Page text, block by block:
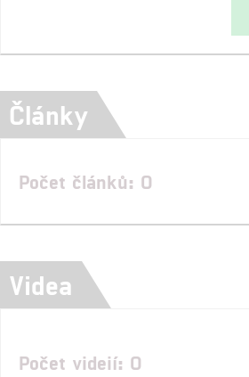
Články
Počet článků: 0
Videa
Počet videií: 0